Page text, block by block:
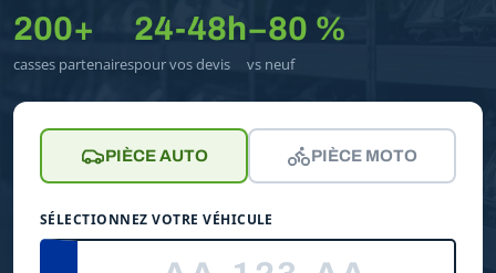
200+
casses partenaires
24-48h
pour vos devis
−80 %
vs neuf
PIÈCE AUTO PIÈCE MOTO
SÉLECTIONNEZ VOTRE VÉHICULE